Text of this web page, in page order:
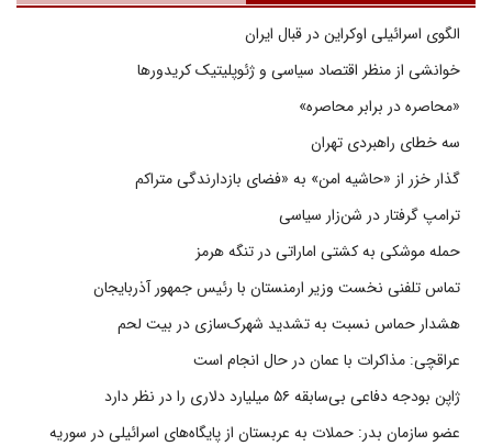
الگوی اسرائیلی اوکراین در قبال ایران
خوانشی از منظر اقتصاد سیاسی و ژئوپلیتیک کریدورها
«محاصره در برابر محاصره»
سه خطای راهبردی تهران
گذار خزر از «حاشیه امن» به «فضای بازدارندگی متراکم
ترامپ گرفتار در شن‌زار سیاسی
حمله موشکی به کشتی اماراتی در تنگه هرمز
تماس تلفنی نخست وزیر ارمنستان با رئیس جمهور آذربایجان
هشدار حماس نسبت به تشدید شهرک‌سازی در بیت‌ لحم
عراقچی: مذاکرات با عمان در حال انجام است
ژاپن بودجه دفاعی بی‌سابقه ۵۶ میلیارد دلاری را در نظر دارد
عضو سازمان بدر: حملات به عربستان از پایگاه‌های اسرائیلی در سوریه